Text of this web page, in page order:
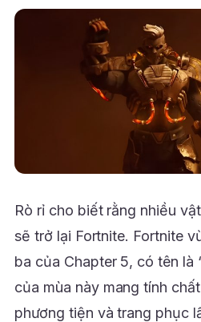
Rò rỉ cho biết rằng nhiều
sẽ trở lại Fortnite. Fortnite
ba của Chapter 5, có tên là
của mùa này mang tính
phương tiện và trang phục